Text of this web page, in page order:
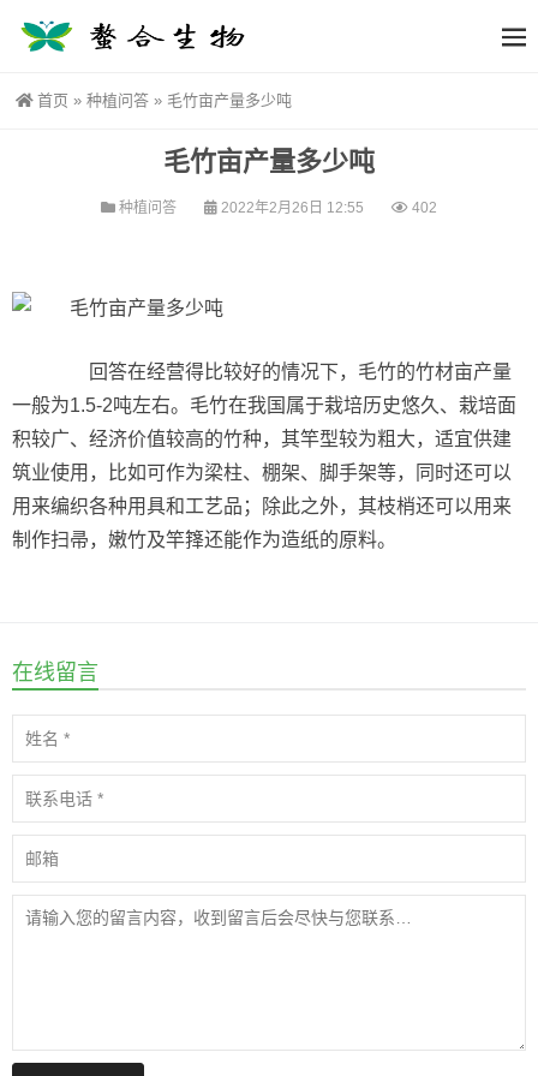
首页 » 种植问答 » 毛竹亩产量多少吨
毛竹亩产量多少吨
种植问答 2022年2月26日 12:55 402
回答在经营得比较好的情况下，毛竹的竹材亩产量
一般为1.5-2吨左右。毛竹在我国属于栽培历史悠久、栽培面
积较广、经济价值较高的竹种，其竿型较为粗大，适宜供建
筑业使用，比如可作为梁柱、棚架、脚手架等，同时还可以
用来编织各种用具和工艺品；除此之外，其枝梢还可以用来
制作扫帚，嫩竹及竿箨还能作为造纸的原料。
在线留言